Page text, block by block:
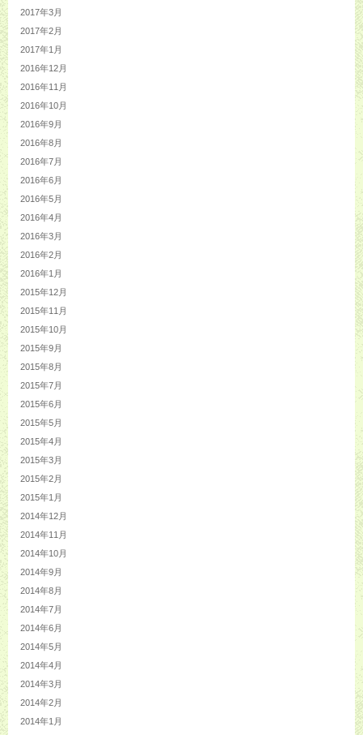
2017年3月
2017年2月
2017年1月
2016年12月
2016年11月
2016年10月
2016年9月
2016年8月
2016年7月
2016年6月
2016年5月
2016年4月
2016年3月
2016年2月
2016年1月
2015年12月
2015年11月
2015年10月
2015年9月
2015年8月
2015年7月
2015年6月
2015年5月
2015年4月
2015年3月
2015年2月
2015年1月
2014年12月
2014年11月
2014年10月
2014年9月
2014年8月
2014年7月
2014年6月
2014年5月
2014年4月
2014年3月
2014年2月
2014年1月